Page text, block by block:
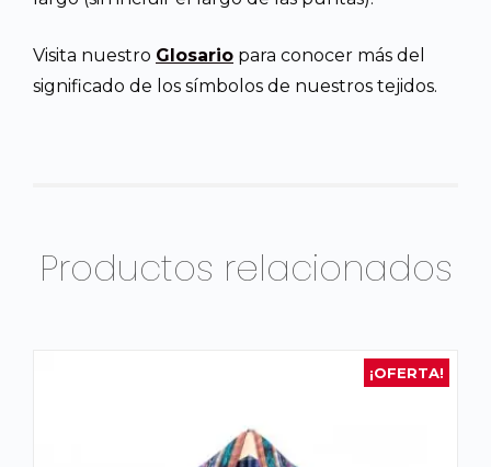
Visita nuestro Glosario para conocer más del
significado de los símbolos de nuestros tejidos.
Productos relacionados
¡OFERTA!